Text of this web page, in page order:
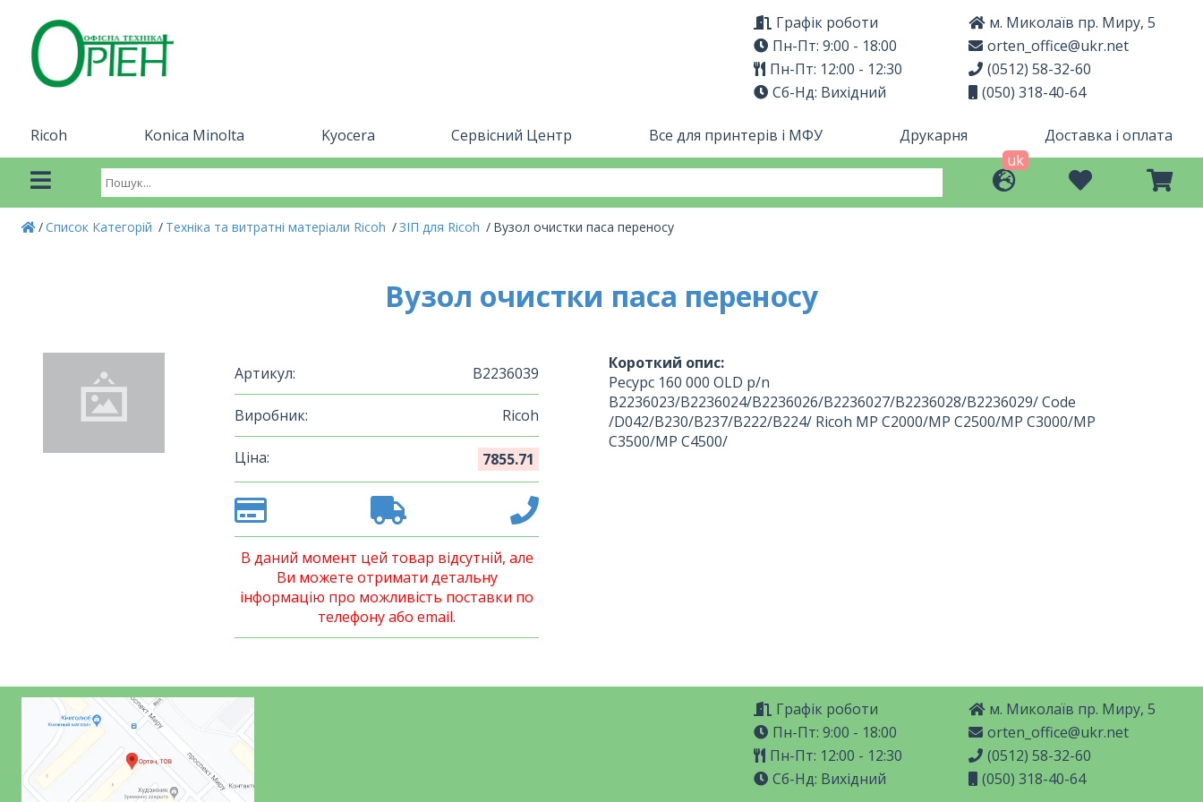
Графік роботи
Пн-Пт: 9:00 - 18:00
Пн-Пт: 12:00 - 12:30
Сб-Нд: Вихідний
м. Миколаїв пр. Миру, 5
orten_office@ukr.net
(0512) 58-32-60
(050) 318-40-64
Ricoh Konica Minolta Kyocera Сервісний Центр Все для принтерів і МФУ Друкарня
Доставка і оплата
uk
Список Категорій Техніка та витратні матеріали Ricoh ЗІП для Ricoh Вузол очистки паса переносу
Вузол очистки паса переносу
Артикул: B2236039
Виробник: Ricoh
Ціна: 7855.71
В даний момент цей товар відсутній, але
Ви можете отримати детальну
інформацію про можливість поставки по
телефону або email.
Короткий опис:
Ресурс 160 000 OLD p/n
B2236023/B2236024/B2236026/B2236027/B2236028/B2236029/ Code
/D042/B230/B237/B222/B224/ Ricoh MP C2000/MP C2500/MP C3000/MP
C3500/MP C4500/
Графік роботи
Пн-Пт: 9:00 - 18:00
Пн-Пт: 12:00 - 12:30
Сб-Нд: Вихідний
м. Миколаїв пр. Миру, 5
orten_office@ukr.net
(0512) 58-32-60
(050) 318-40-64